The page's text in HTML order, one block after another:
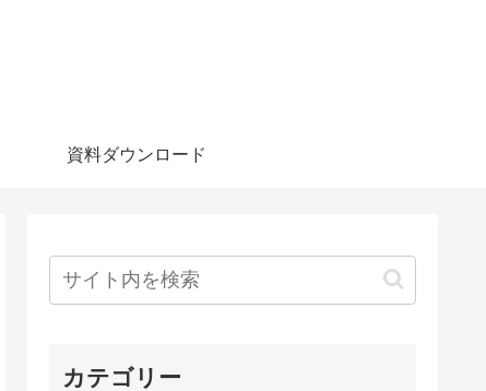
資料ダウンロード
カテゴリー